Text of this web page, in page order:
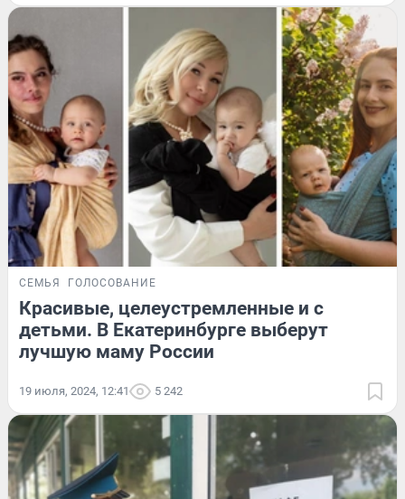
СЕМЬЯ ГОЛОСОВАНИЕ
Красивые, целеустремленные и с
детьми. В Екатеринбурге выберут
лучшую маму России
19 июля, 2024, 12:41 5 242